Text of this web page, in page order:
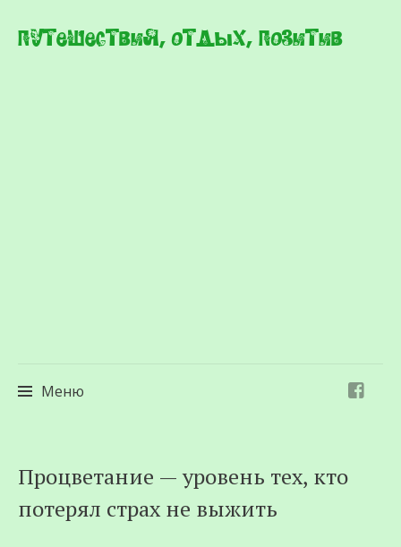
Путешествия, отдых, позитив
Меню
к
содержимому
Процветание — уровень тех, кто
потерял страх не выжить